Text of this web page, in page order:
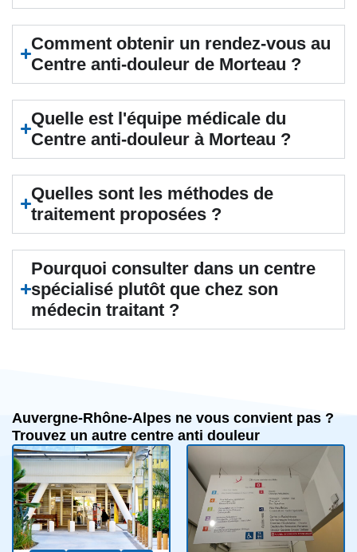
Comment obtenir un rendez-vous au
Centre anti-douleur de Morteau ?
Quelle est l'équipe médicale du
Centre anti-douleur à Morteau ?
Quelles sont les méthodes de
traitement proposées ?
Pourquoi consulter dans un centre
spécialisé plutôt que chez son
médecin traitant ?
Auvergne-Rhône-Alpes ne vous convient pas ?
Trouvez un autre centre anti douleur